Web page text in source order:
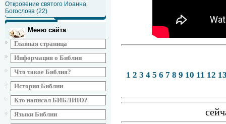
Откровение святого Иоанна
Богослова (22)
Меню сайта
Главная страница
Информация о Библии
Что такое Библия?
История Библии
Кто написал БИБЛИЮ?
Языки Библии
1 2 3 4 5 6 7 8 9 10 11 12